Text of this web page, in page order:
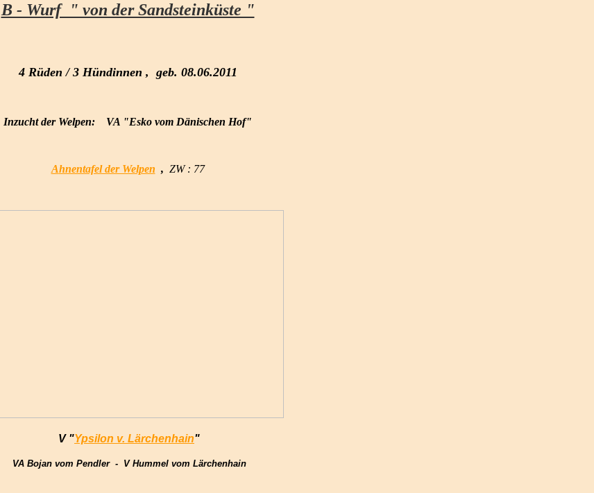
B - Wurf " von der Sandsteinküste "
4 Rüden / 3 Hündinnen , geb. 08.06.2011
Inzucht der Welpen: VA "Esko vom Dänischen Hof"
Ahnentafel der Welpen , ZW : 77
V "Ypsilon v. Lärchenhain"
VA Bojan vom Pendler - V Hummel vom Lärchenhain